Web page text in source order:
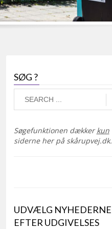
SØG ?
Søgefunktionen dækkerkun
siderne her på skårupvej.dk.
UDVÆLG NYHEDERNE
EFTER UDGIVELSES